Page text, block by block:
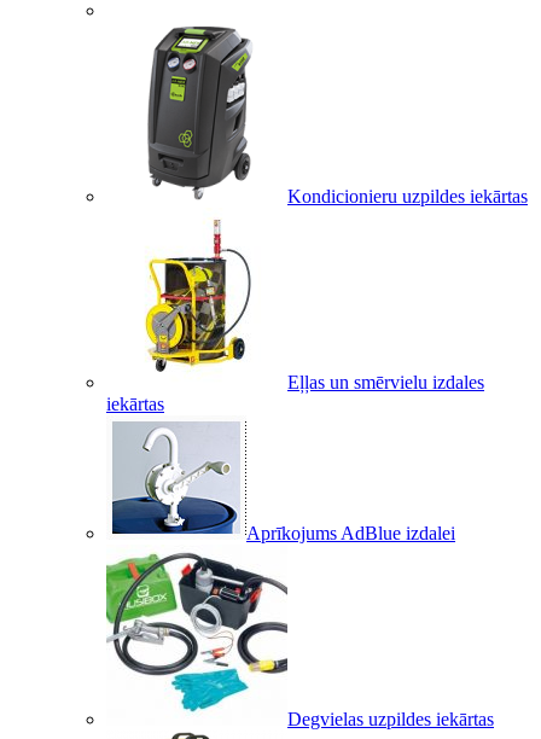
Kondicionieru uzpildes iekārtas
Eļļas un smērvielu izdales
iekārtas
Aprīkojums AdBlue izdalei
Degvielas uzpildes iekārtas